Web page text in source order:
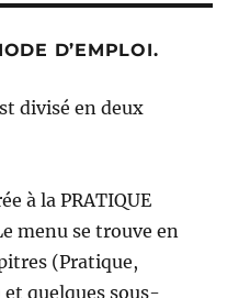
D’EMPLOI.
divisé en deux
à la PRATIQUE
menu se trouve en
(Pratique,
quelques sous-